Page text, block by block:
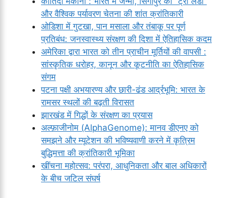
और वैश्विक पर्यावरण चेतना की शांत क्रांतिकारी
ओडिशा में गुटखा, पान मसाला और तंबाकू पर पूर्ण
प्रतिबंध: जनस्वास्थ्य संरक्षण की दिशा में ऐतिहासिक कदम
अमेरिका द्वारा भारत को तीन प्राचीन मूर्तियों की वापसी :
सांस्कृतिक धरोहर, कानून और कूटनीति का ऐतिहासिक
संगम
पटना पक्षी अभयारण्य और छारी-ढंड आर्द्रभूमि: भारत के
रामसर स्थलों की बढ़ती विरासत
झारखंड में गिद्धों के संरक्षण का प्रयास
अल्फ़ाजीनोम (AlphaGenome): मानव डीएनए को
समझने और म्यूटेशन की भविष्यवाणी करने में कृत्रिम
बुद्धिमत्ता की क्रांतिकारी भूमिका
खींचना महोत्सव: परंपरा, आधुनिकता और बाल अधिकारों
के बीच जटिल संघर्ष